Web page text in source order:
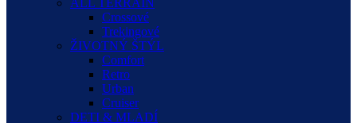
ALL TERRAIN
Crossové
Trekingové
ŽIVOTNÝ ŠTÝL
Comfort
Retro
Urban
Cruiser
DETI & MLADÍ